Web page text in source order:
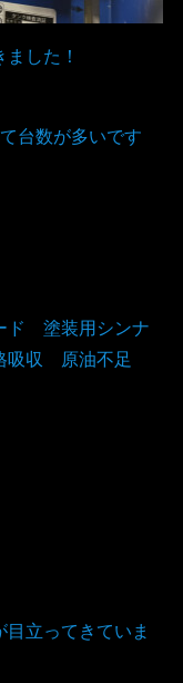
した！
台数が多いです
ド 塗装用シンナ
吸収 原油不足
立ってきていま